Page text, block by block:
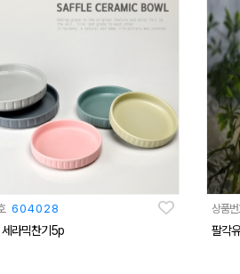
604028
라믹찬기5p
상품
팔각